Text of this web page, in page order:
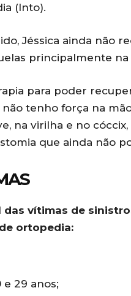
(Into).
Jéssica ainda não
principalmente na
para poder
não tenho força na
na virilha e no
que ainda não
das vítimas de
ortopedia:
29 anos;